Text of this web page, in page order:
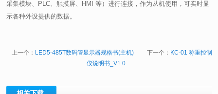
采集模块、PLC、触摸屏、HMI 等）进行连接，作为从机使用，可实时显
示各种外设提供的数据。
上一个： LED5-485T数码管显示器规格书(主机) 下一个： KC-01 称重控制
仪说明书_V1.0